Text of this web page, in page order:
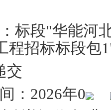
标段"华能河
程招标标段包
交
： 2026年0